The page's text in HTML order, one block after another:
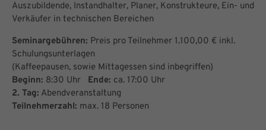
Auszubildende, Instandhalter, Planer, Konstrukteure, Ein- und
Verkäufer in technischen Bereichen
Seminargebühren: Preis pro Teilnehmer 1.100,00 € inkl.
Schulungsunterlagen
(Kaffeepausen, sowie Mittagessen sind inbegriffen)
Beginn: 8:30 Uhr Ende: ca. 17:00 Uhr
2. Tag: Abendveranstaltung
Teilnehmerzahl: max. 18 Personen